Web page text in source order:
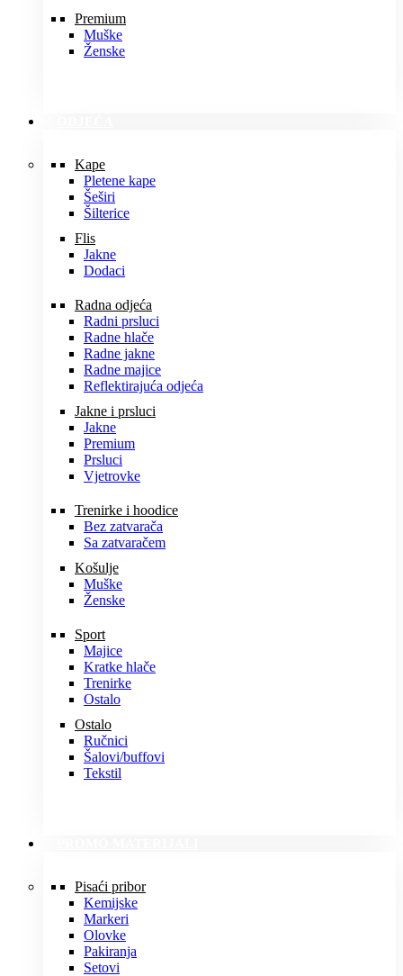
Premium
Muške
Ženske
Kape
Pletene kape
Šeširi
Šilterice
Flis
Jakne
Dodaci
Radna odjeća
Radni prsluci
Radne hlače
Radne jakne
Radne majice
Reflektirajuća odjeća
Jakne i prsluci
Jakne
Premium
Prsluci
Vjetrovke
Trenirke i hoodice
Bez zatvarača
Sa zatvaračem
Košulje
Muške
Ženske
Sport
Majice
Kratke hlače
Trenirke
Ostalo
Ostalo
Ručnici
Šalovi/buffovi
Tekstil
Pisaći pribor
Kemijske
Markeri
Olovke
Pakiranja
Setovi